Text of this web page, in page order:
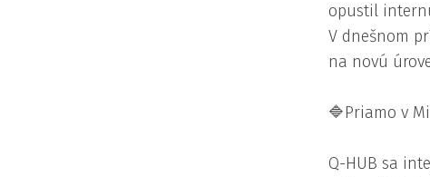
opustil
V dnešnom
na novú
🔷Priamo v
Q-HUB sa